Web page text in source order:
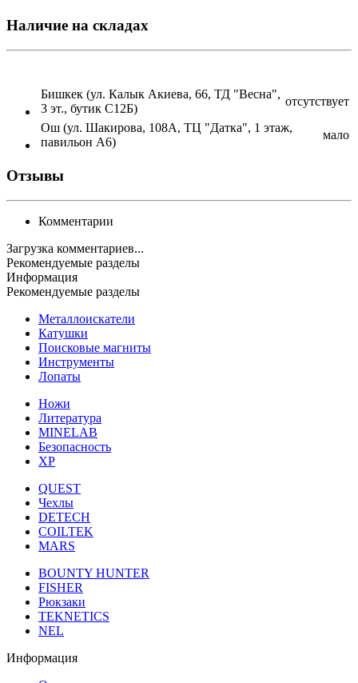
Наличие на складах
Бишкек (ул. Калык Акиева, 66, ТД "Весна",
3 эт., бутик С12Б)
отсутствует
Ош (ул. Шакирова, 108А, ТЦ "Датка", 1 этаж,
павильон А6)
мало
Отзывы
Комментарии
Загрузка комментариев...
Рекомендуемые разделы
Информация
Рекомендуемые разделы
Металлоискатели
Катушки
Поисковые магниты
Инструменты
Лопаты
Ножи
Литература
MINELAB
Безопасность
XP
QUEST
Чехлы
DETECH
COILTEK
MARS
BOUNTY HUNTER
FISHER
Рюкзаки
TEKNETICS
NEL
Информация